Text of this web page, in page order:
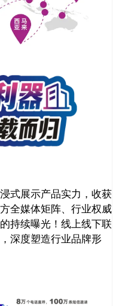
式展示产品实力，收获
全媒体矩阵、行业权威
持续曝光！线上线下联
深度塑造行业品牌形